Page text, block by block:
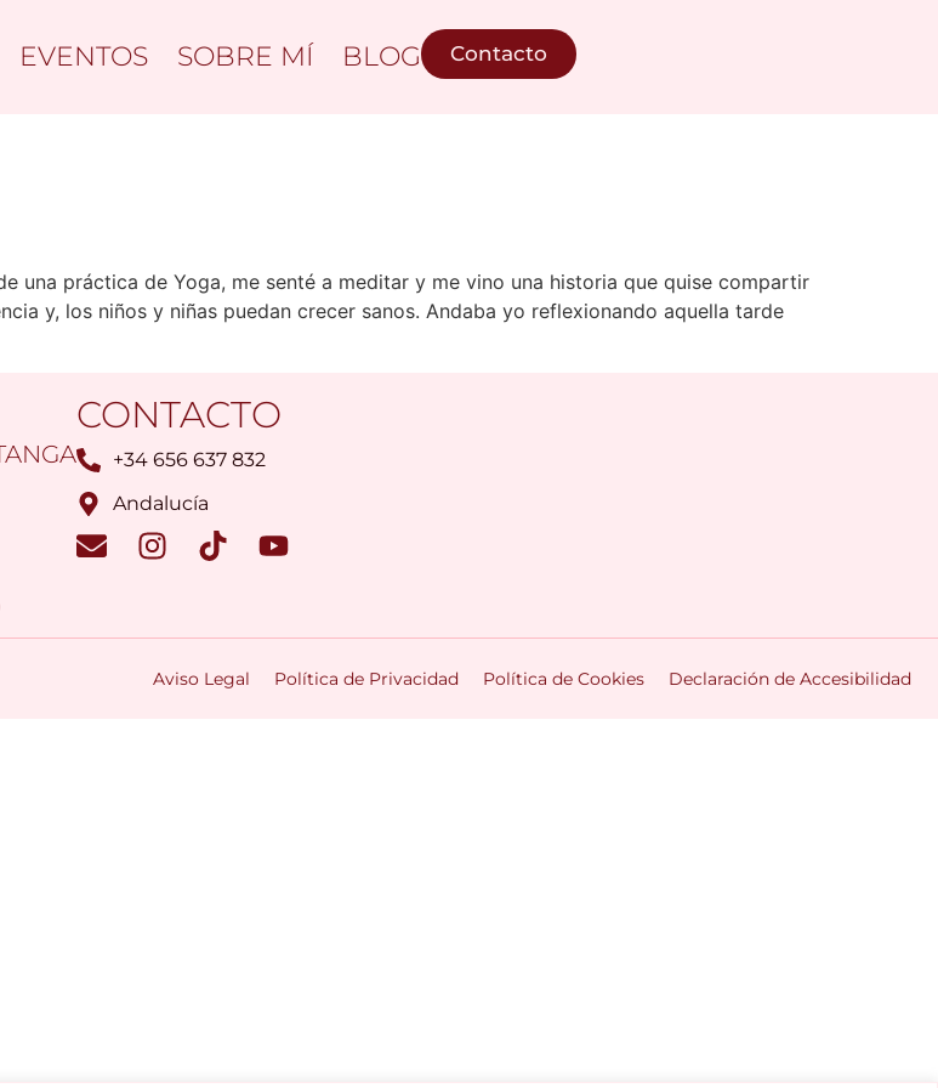
EVENTOS SOBRE MÍ BLOG Contacto
una práctica de Yoga, me senté a meditar y me vino una historia que quise compartir
y, los niños y niñas puedan crecer sanos. Andaba yo reflexionando aquella tarde
CONTACTO
+34 656 637 832
Andalucía
Aviso Legal Política de Privacidad Política de Cookies Declaración de Accesibilidad